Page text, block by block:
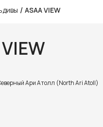
/ ASAA VIEW
Ари Атолл (North Ari Atoll)